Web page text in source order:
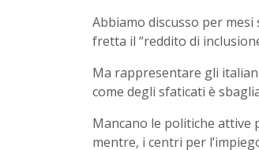
Abbiamo discusso per
fretta il “reddito di
Ma rappresentare gli
come degli sfaticati è
Mancano le politiche attive
mentre, i centri per